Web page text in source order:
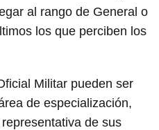
al rango de General o
los que perciben los
Militar pueden ser
de especialización,
de sus